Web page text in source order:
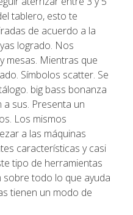
tablero, esto te
de acuerdo a la
logrado. Nos
mesas. Mientras que
Símbolos scatter. Se
big bass bonanza
sus. Presenta un
Los mismos
a las máquinas
características y casi
tipo de herramientas
todo lo que ayuda
tienen un modo de